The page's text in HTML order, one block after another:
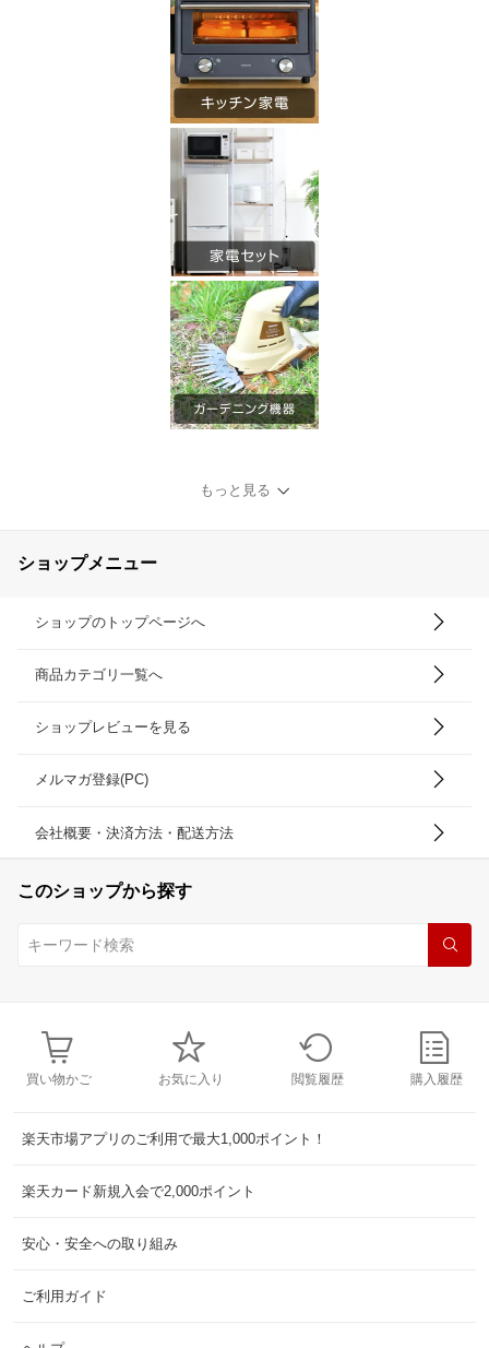
もっと見る
ショップメニュー
ショップのトップページへ
商品カテゴリ一覧へ
ショップレビューを見る
メルマガ登録(PC)
会社概要・決済方法・配送方法
このショップから探す
買い物かご お気に入り 閲覧履歴 購入履歴
楽天市場アプリのご利用で最大1,000ポイント！
楽天カード新規入会で2,000ポイント
安心・安全への取り組み
ご利用ガイド